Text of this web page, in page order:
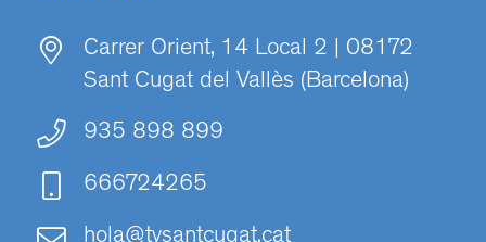
Carrer Orient, 14 Local 2 | 08172
Sant Cugat del Vallès (Barcelona)
935 898 899
666724265